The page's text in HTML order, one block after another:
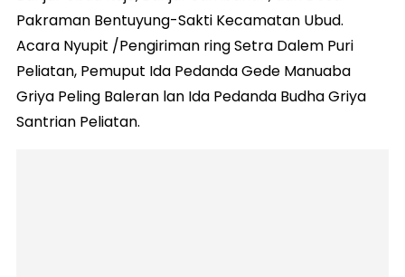
Pakraman Bentuyung-Sakti Kecamatan Ubud.
Acara Nyupit /Pengiriman ring Setra Dalem Puri
Peliatan, Pemuput Ida Pedanda Gede Manuaba
Griya Peling Baleran lan Ida Pedanda Budha Griya
Santrian Peliatan.